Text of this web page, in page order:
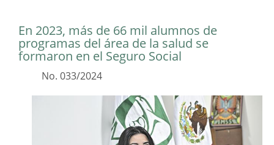
En 2023, más de 66 mil alumnos de
programas del área de la salud se
formaron en el Seguro Social
No. 033/2024